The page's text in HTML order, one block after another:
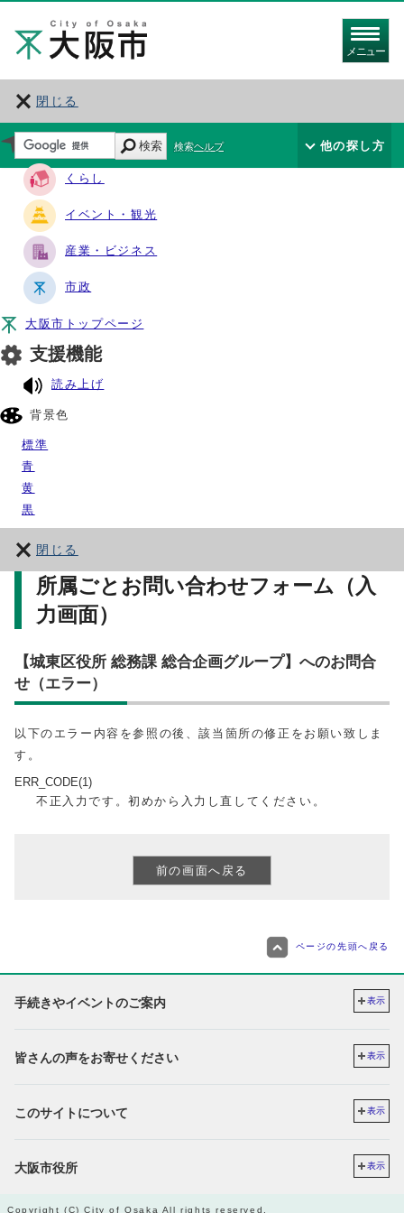
メニュー
閉じる
サイト・ナビ
くらし
イベント・観光
産業・ビジネス
市政
大阪市トップページ
支援機能
読み上げ
背景色
標準
青
黄
黒
閉じる
検索 検索ヘルプ 他の探し方
所属ごとお問い合わせフォーム（入
力画面）
【城東区役所 総務課 総合企画グループ】へのお問合
せ（エラー）
以下のエラー内容を参照の後、該当箇所の修正をお願い致しま
す。
ERR_CODE(1)
不正入力です。初めから入力し直してください。
ページの先頭へ戻る
手続きやイベントのご案内 表示
皆さんの声をお寄せください 表示
このサイトについて 表示
大阪市役所 表示
Copyright (C) City of Osaka All rights reserved.